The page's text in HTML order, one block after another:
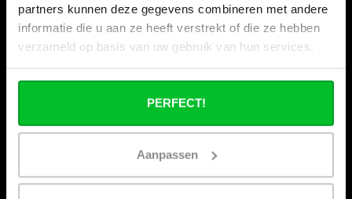
partners kunnen deze gegevens combineren met andere
informatie die u aan ze heeft verstrekt of die ze hebben
verzameld op basis van uw gebruik van hun services.
PERFECT!
Aanpassen
Categorieën